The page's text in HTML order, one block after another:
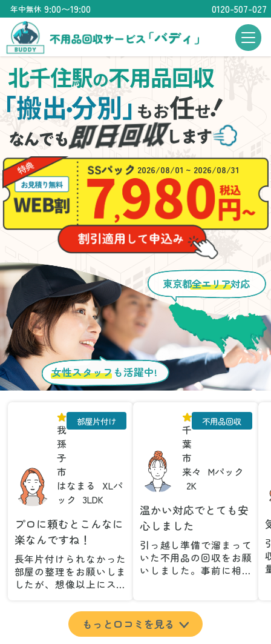
年中無休 9:00〜19:00 0120-507-027
北千住駅の不用品回収
搬出・分別」もお任せ
！
2026/08/01 ~ 2026/08/31
女性スタッフ も活躍中!
東京都全エリア対応
我
孫
子
市
はなまる
XLパ
ック
3LDK
部屋片付け
プロに頼むとこんなに
楽なんですね！
長年片付けられなかった
部屋の整理をお願いしま
したが、想像以上にスム
が集めた物や古い家具が
多く、自分たちだけでは
どうにもならない状態で
千
葉
市
来々
Mパック
2K
不用品回収
温かい対応でとても安
心しました
引っ越し準備で溜まって
いた不用品の回収をお願
いしました。事前に相談
とができました。特に、
古い家具や壊れた家電な
ど、処分が難しいものが
もっと口コミを見る